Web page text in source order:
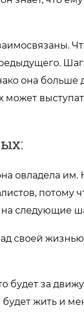
она больше
овладела им.
потому
следующие
своей
будет за
будет жить и